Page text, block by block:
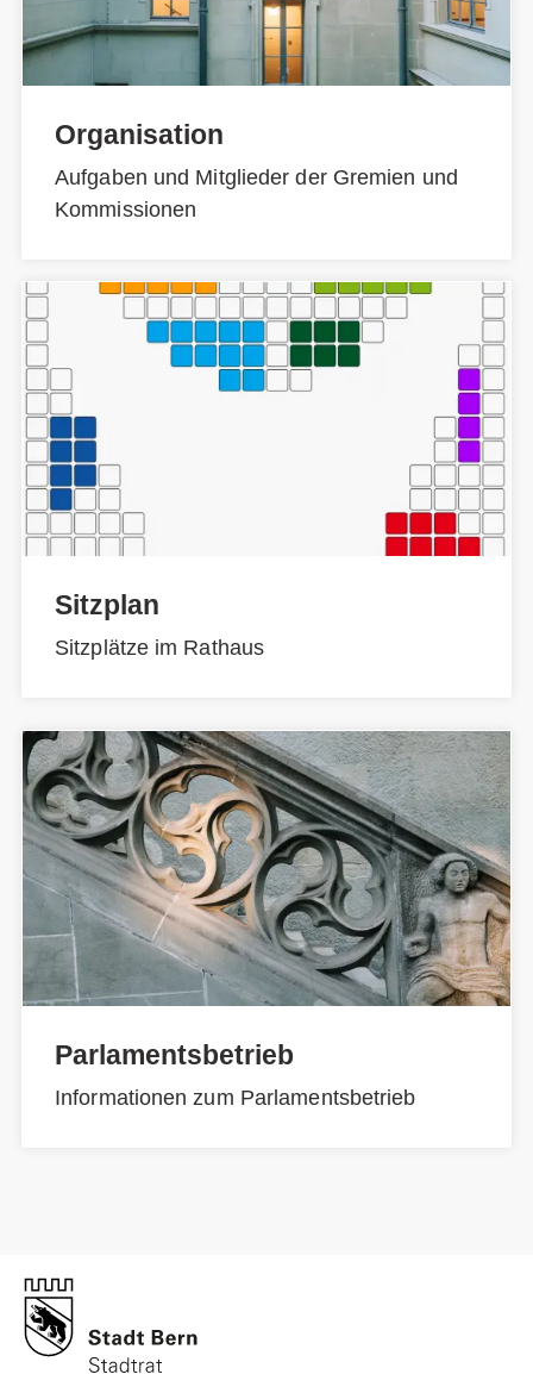
Organisation
Aufgaben und Mitglieder der Gremien und
Kommissionen
Sitzplan
Sitzplätze im Rathaus
Parlamentsbetrieb
Informationen zum Parlamentsbetrieb